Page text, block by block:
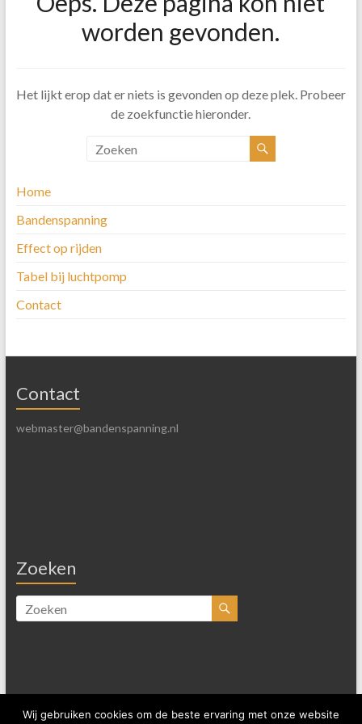
worden gevonden.
Het lijkt erop dat er niets is gevonden op deze plek. Probeer
de zoekfunctie hieronder.
Home
Bandenspanning
Effect op rijden
Tabel bij luchtpomp
Contact
Contact
webmaster@bandenspanning.nl
Zoeken
Wij gebruiken cookies om de beste ervaring met onze website